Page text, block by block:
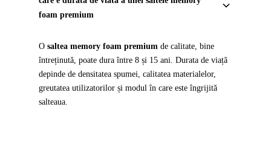
foam premium
O saltea memory foam premium de calitate, bine
întreținută, poate dura între 8 și 15 ani. Durata de viață
depinde de densitatea spumei, calitatea materialelor,
greutatea utilizatorilor și modul în care este îngrijită
salteaua.